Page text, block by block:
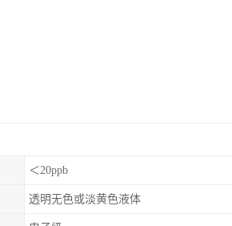
＜20ppb
透明无色或淡黄色液体